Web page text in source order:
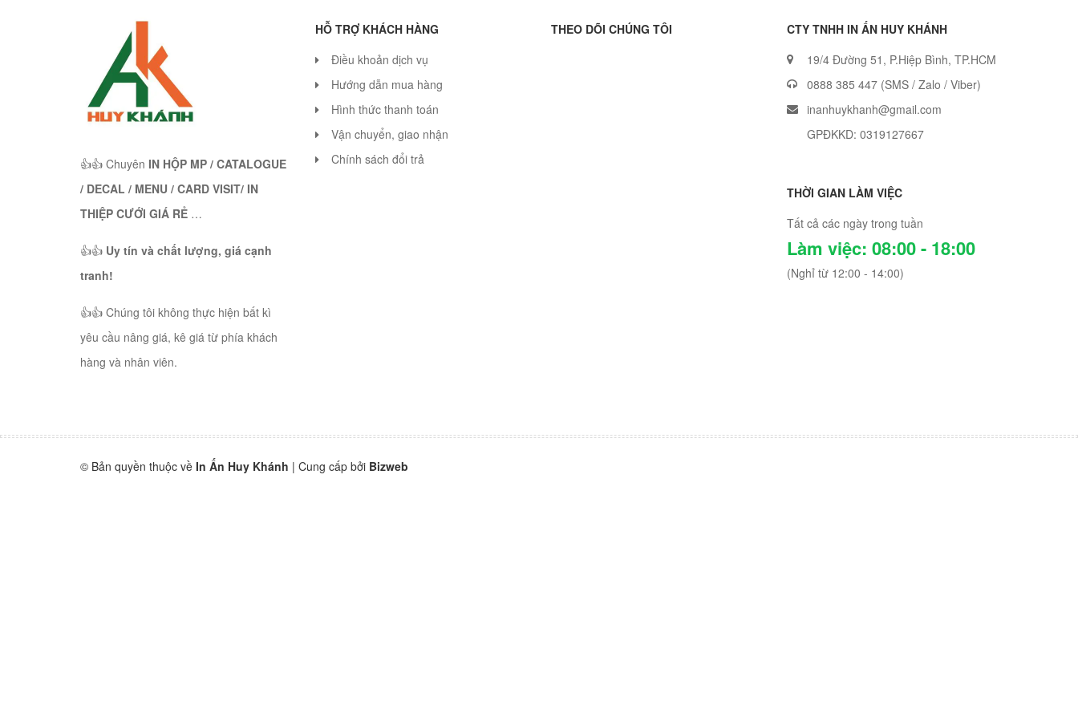
👍👍 Chuyên IN HỘP MP / CATALOGUE
/ DECAL / MENU / CARD VISIT/ IN
THIỆP CƯỚI GIÁ RẺ …
👍👍 Uy tín và chất lượng, giá cạnh
tranh!
👍👍 Chúng tôi không thực hiện bất kì
yêu cầu nâng giá, kê giá từ phía khách
hàng và nhân viên.
HỖ TRỢ KHÁCH HÀNG
Điều khoản dịch vụ
Hướng dẫn mua hàng
Hình thức thanh toán
Vận chuyển, giao nhận
Chính sách đổi trả
THEO DÕI CHÚNG TÔI
CTY TNHH IN ẤN HUY KHÁNH
19/4 Đường 51, P.Hiệp Bình, TP.HCM
0888 385 447(SMS / Zalo / Viber)
inanhuykhanh@gmail.com
GPĐKKD: 0319127667
THỜI GIAN LÀM VIỆC
Tất cả các ngày trong tuần
Làm việc: 08:00 - 18:00
(Nghỉ từ 12:00 - 14:00)
© Bản quyền thuộc về In Ấn Huy Khánh | Cung cấp bởi Bizweb